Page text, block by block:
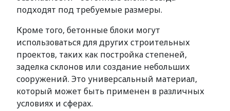
подходят под требуемые размеры.
Кроме того, бетонные блоки могут
использоваться для других строительных
проектов, таких как постройка степеней,
заделка склонов или создание небольших
сооружений. Это универсальный материал,
который может быть применен в различных
условиях и сферах.